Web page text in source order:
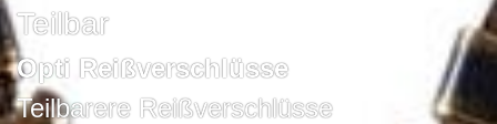
Teilbar
Opti Reißverschlüsse
Teilbarere Reißverschlüsse